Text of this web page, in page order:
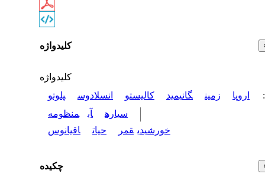
کلیدواژه
کلیدواژه
:
اروپا زمین گانیمید کالیستو انسلادوس
پلوتو
سیاره
آب
منظومه
خورشیدی قمر حیات اقیانوس
چکیده